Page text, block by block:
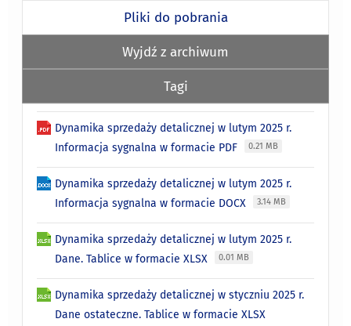
Pliki do pobrania
Wyjdź z archiwum
Tagi
Dynamika sprzedaży detalicznej w lutym 2025 r.
Informacja sygnalna w formacie PDF
0.21 MB
Dynamika sprzedaży detalicznej w lutym 2025 r.
Informacja sygnalna w formacie DOCX
3.14 MB
Dynamika sprzedaży detalicznej w lutym 2025 r.
Dane. Tablice w formacie XLSX
0.01 MB
Dynamika sprzedaży detalicznej w styczniu 2025 r.
Dane ostateczne. Tablice w formacie XLSX